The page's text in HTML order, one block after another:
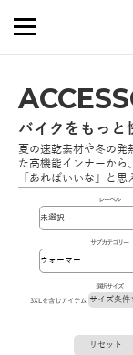
バイクをもっと
夏の速乾素材や冬の発
た高機能インナーから
「あればいいな」と
レーベル
サブカテゴリー
選択サイズ
3XLを含むアイテム サイズ条件
リセット